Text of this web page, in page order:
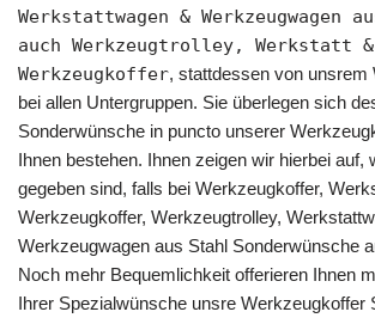
Werkstattwagen & Werkzeugwagen
auch Werkzeugtrolley, Werkstatt &
Werkzeugkoffer, stattdessen von unsrem
bei allen Untergruppen. Sie überlegen sich
Sonderwünsche in puncto unserer
Ihnen bestehen. Ihnen zeigen wir hierbei auf,
gegeben sind, falls bei Werkzeugkoffer,
Werkzeugkoffer, Werkzeugtrolley,
Werkzeugwagen aus Stahl Sonderwünsche
Noch mehr Bequemlichkeit offerieren Ihnen
Ihrer Spezialwünsche unsre Werkzeugkoffer